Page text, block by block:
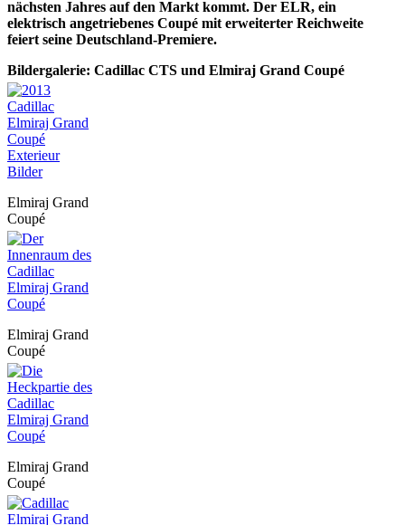
nächsten Jahres auf den Markt kommt. Der ELR, ein
elektrisch angetriebenes Coupé mit erweiterter Reichweite
feiert seine Deutschland-Premiere.
Bildergalerie: Cadillac CTS und Elmiraj Grand Coupé
Elmiraj Grand
Coupé
Elmiraj Grand
Coupé
Elmiraj Grand
Coupé